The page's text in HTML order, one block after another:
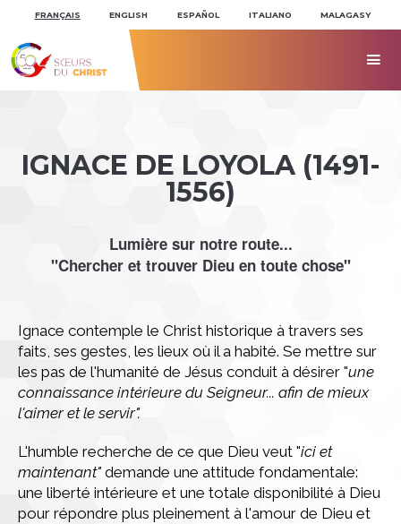
Aller
navigation
personnelsFRANÇAIS ENGLISH ESPAÑOL ITALIANO MALAGASY

IGNACE DE LOYOLA (1491-
1556)
Lumière sur notre route...
"Chercher et trouver Dieu en toute chose"
Ignace contemple le Christ historique à travers ses
faits, ses gestes, les lieux où il a habité. Se mettre sur
les pas de l'humanité de Jésus conduit à désirer "une
connaissance intérieure du Seigneur... afin de mieux
l'aimer et le servir".
L'humble recherche de ce que Dieu veut "ici et
maintenant" demande une attitude fondamentale:
une liberté intérieure et une totale disponibilité à Dieu
pour répondre plus pleinement à l'amour de Dieu et